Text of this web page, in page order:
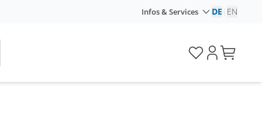
Infos & Services DE EN